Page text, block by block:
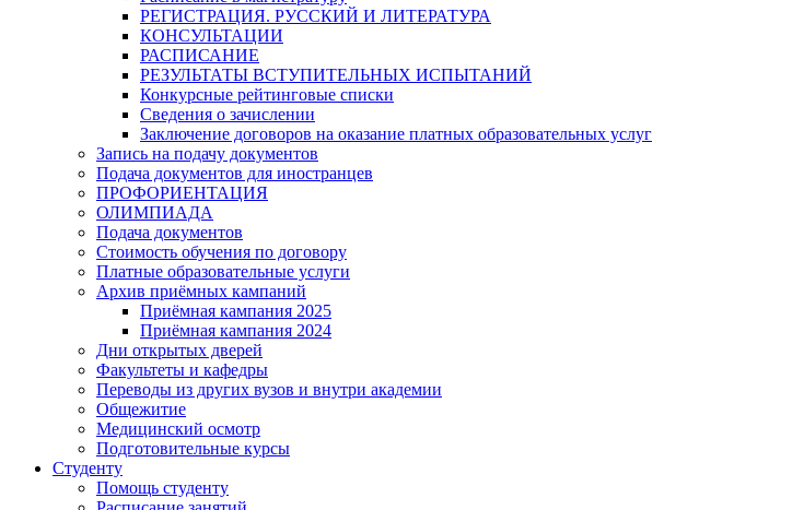
РЕГИСТРАЦИЯ. РУССКИЙ И ЛИТЕРАТУРА
КОНСУЛЬТАЦИИ
РАСПИСАНИЕ
РЕЗУЛЬТАТЫ ВСТУПИТЕЛЬНЫХ ИСПЫТАНИЙ
Конкурсные рейтинговые списки
Сведения о зачислении
Заключение договоров на оказание платных образовательных услуг
Запись на подачу документов
Подача документов для иностранцев
ПРОФОРИЕНТАЦИЯ
ОЛИМПИАДА
Подача документов
Стоимость обучения по договору
Платные образовательные услуги
Архив приёмных кампаний
Приёмная кампания 2025
Приёмная кампания 2024
Дни открытых дверей
Факультеты и кафедры
Переводы из других вузов и внутри академии
Общежитие
Медицинский осмотр
Подготовительные курсы
Студенту
Помощь студенту